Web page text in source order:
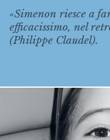
«Simenon riesce a
efficacissimo, nel
(Philippe Claudel).